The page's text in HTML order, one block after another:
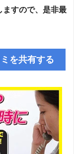
ますので、是非最
を共有する